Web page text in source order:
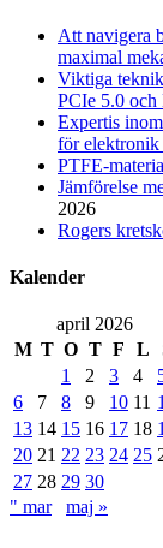
Att navigera
maximal
Viktiga
PCIe 5.0
Expertis
för elektronik
PTFE-
Jämförelse
2026
Rogers
Kalender
april 2026
M T O T F L
1
2 3 4
6
7 8 9 10 11
13 14 15 16 17 18
20 21 22 23 24 25
27 28 29 30
" mar
maj »